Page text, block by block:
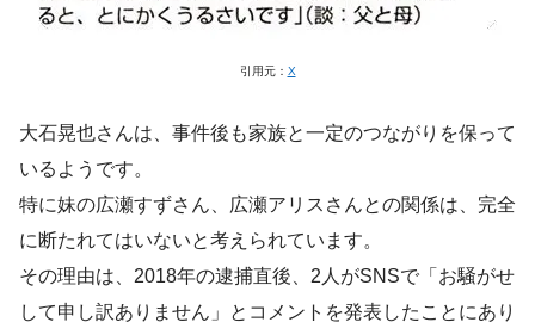
引用元： X
大石晃也さんは、事件後も家族と一定のつながりを保って
いるようです。
特に妹の広瀬すずさん、広瀬アリスさんとの関係は、完全
に断たれてはいないと考えられています。
その理由は、2018年の逮捕直後、2人がSNSで「お騒がせ
して申し訳ありません」とコメントを発表したことにあり